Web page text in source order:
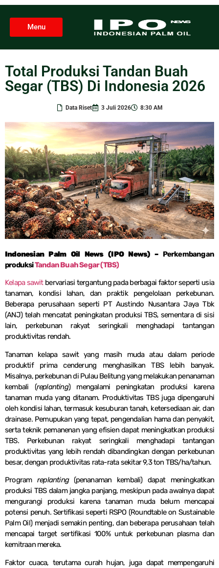
Menu
Total Produksi Tandan Buah
Segar (TBS) Di Indonesia 2026
Data Riset 3 Juli 2026 8:30 AM
Indonesian Palm Oil News (IPO News) – Perkembangan
produksiTandan Buah Segar (TBS)
Kelapa sawitbervariasi tergantung pada berbagai faktor seperti usia
tanaman, kondisi lahan, dan praktik pengelolaan perkebunan.
Beberapa perusahaan seperti PT Austindo Nusantara Jaya Tbk
(ANJ) telah mencatat peningkatan produksi TBS, sementara di sisi
lain, perkebunan rakyat seringkali menghadapi tantangan
produktivitas rendah.
Tanaman kelapa sawit yang masih muda atau dalam periode
produktif prima cenderung menghasilkan TBS lebih banyak.
Misalnya, perkebunan di Pulau Belitung yang melakukan penanaman
kembali (replanting) mengalami peningkatan produksi karena
tanaman muda yang ditanam. Produktivitas TBS juga dipengaruhi
oleh kondisi lahan, termasuk kesuburan tanah, ketersediaan air, dan
drainase. Pemupukan yang tepat, pengendalian hama dan penyakit,
serta teknik pemanenan yang efisien dapat meningkatkan produksi
TBS. Perkebunan rakyat seringkali menghadapi tantangan
produktivitas yang lebih rendah dibandingkan dengan perkebunan
besar, dengan produktivitas rata-rata sekitar 9,3 ton TBS/ha/tahun.
Program replanting(penanaman kembali) dapat meningkatkan
produksi TBS dalam jangka panjang, meskipun pada awalnya dapat
mengurangi produksi karena tanaman muda belum mencapai
potensi penuh. Sertifikasi seperti RSPO (Roundtable on Sustainable
Palm Oil) menjadi semakin penting, dan beberapa perusahaan telah
mencapai target sertifikasi 100% untuk perkebunan plasma dan
kemitraan mereka.
Faktor cuaca, terutama curah hujan, juga dapat mempengaruhi